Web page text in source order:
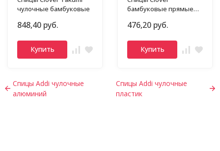
чулочные бамбуковые
848,40 руб.
Купить
бамбуковые прямые
476,20 руб.
Купить
Спицы Addi чулочные
алюминий
Спицы Addi чулочные
пластик